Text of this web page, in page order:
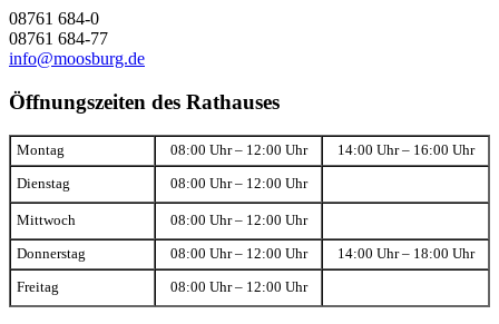
08761 684-0
08761 684-77
info@moosburg.de
Öffnungszeiten des Rathauses
Montag 08:00 Uhr – 12:00 Uhr 14:00 Uhr – 16:00 Uhr
Dienstag 08:00 Uhr – 12:00 Uhr
Mittwoch 08:00 Uhr – 12:00 Uhr
Donnerstag 08:00 Uhr – 12:00 Uhr 14:00 Uhr – 18:00 Uhr
Freitag 08:00 Uhr – 12:00 Uhr